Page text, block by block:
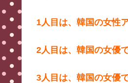
1人目は、韓国の女性
2人目は、韓国の女優
3人目は、韓国の女優